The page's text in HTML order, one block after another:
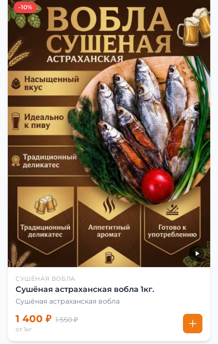
-10%
СУШЁНАЯ ВОБЛА
Сушёная астраханская вобла 1кг.
Сушёная астраханская вобла
1 400 ₽ 1 550 ₽
от 1кг